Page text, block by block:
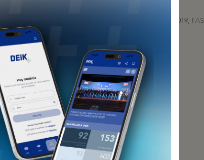
FAS İŞ KONSEYİ ORTAK TOPLANTISI, 9-12 EKİM 2019, FAS
09 Ekim 2019 Çarşamba